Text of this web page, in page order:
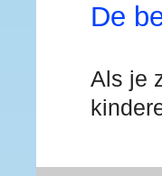
De
Als je